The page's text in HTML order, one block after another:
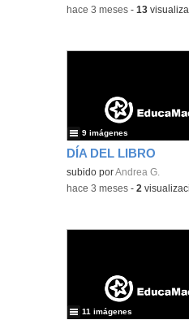
-hace 3 meses -13
DÍA DEL LIBRO
subido porAndrea G.
9 imágenes
-hace 3 meses -2
11 imágenes